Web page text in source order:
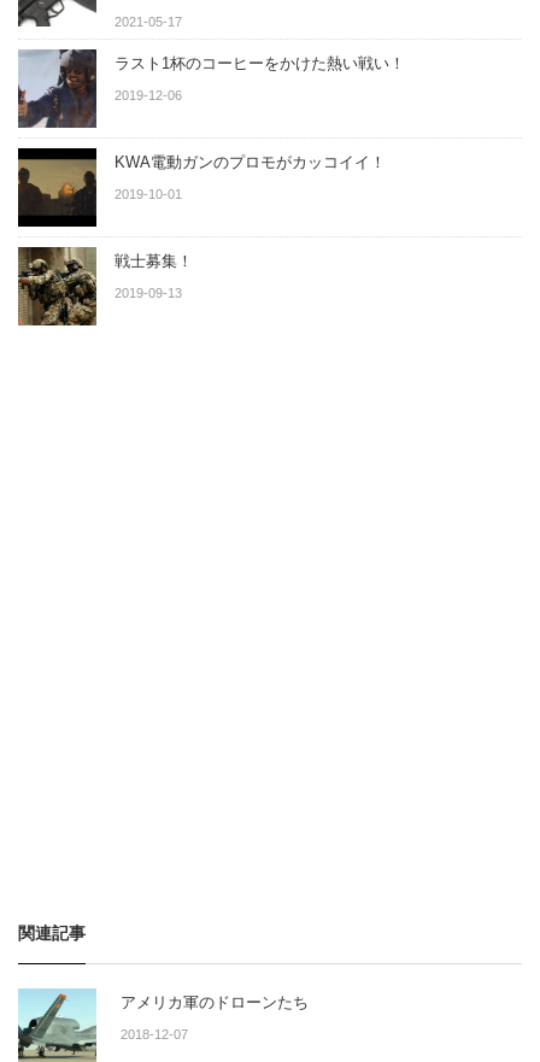
2021-05-17
ラスト1杯のコーヒーをかけた熱い戦い！
2019-12-06
KWA電動ガンのプロモがカッコイイ！
2019-10-01
戦士募集！
2019-09-13
関連記事
アメリカ軍のドローンたち
2018-12-07